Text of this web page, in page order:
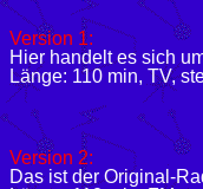
Version 1:
Hier handelt es sich
Länge: 110 min, TV,
Version 2:
Das ist der Original-